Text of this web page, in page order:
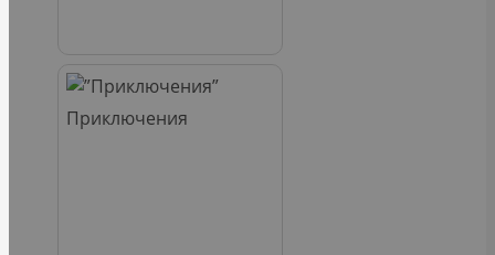
Приключения